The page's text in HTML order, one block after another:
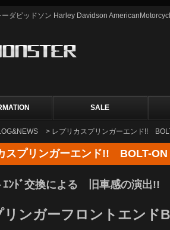
ーダビッドソン Harley Davidson
SALE
> レプリカスプリンガーエンド!!
スプリンガーエンド!! BOLT-
ｴﾝﾄﾞ交換による 旧車感の演出!!
リンガーフロントエン